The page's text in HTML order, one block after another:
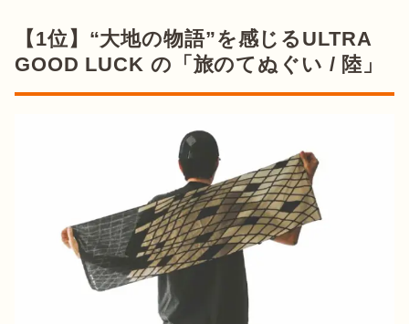
【1位】“大地の物語”を感じるULTRA
GOOD LUCK の「旅のてぬぐい / 陸」